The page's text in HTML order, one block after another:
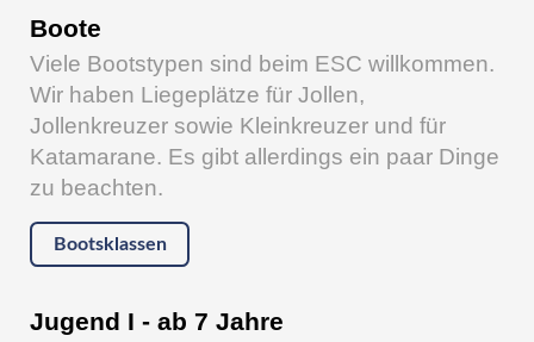
Boote
Viele Bootstypen sind beim ESC willkommen.
Wir haben Liegeplätze für Jollen,
Jollenkreuzer sowie Kleinkreuzer und für
Katamarane. Es gibt allerdings ein paar Dinge
zu beachten.
Bootsklassen
Jugend I - ab 7 Jahre